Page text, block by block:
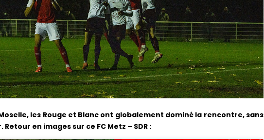
les Rouge et Blanc ont globalement dominé la rencontre, sans
en images sur ce FC Metz – SDR :